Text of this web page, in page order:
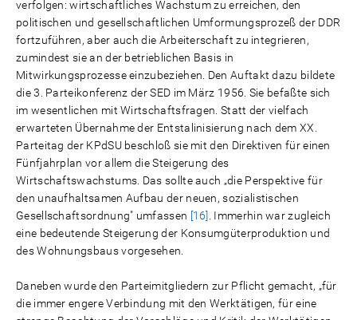
verfolgen: wirtschaftliches Wachstum zu erreichen, den
politischen und gesellschaftlichen Umformungsprozeß der DDR
fortzuführen, aber auch die Arbeiterschaft zu integrieren,
zumindest sie an der betrieblichen Basis in
Mitwirkungsprozesse einzubeziehen. Den Auftakt dazu bildete
die 3. Parteikonferenz der SED im März 1956. Sie befaßte sich
im wesentlichen mit Wirtschaftsfragen. Statt der vielfach
erwarteten Übernahme der Entstalinisierung nach dem XX.
Parteitag der KPdSU beschloß sie mit den Direktiven für einen
Fünfjahrplan vor allem die Steigerung des
Wirtschaftswachstums. Das sollte auch „die Perspektive für
den unaufhaltsamen Aufbau der neuen, sozialistischen
Gesellschaftsordnung" umfassen [16] . Immerhin war zugleich
eine bedeutende Steigerung der Konsumgüterproduktion und
des Wohnungsbaus vorgesehen.
Daneben wurde den Parteimitgliedern zur Pflicht gemacht, „für
die immer engere Verbindung mit den Werktätigen, für eine